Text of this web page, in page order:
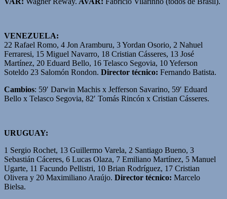
VENEZUELA:
22 Rafael Romo, 4 Jon Aramburu, 3 Yordan Osorio, 2 Nahuel
Ferraresi, 15 Miguel Navarro, 18 Cristian Cásseres, 13 José
Martínez, 20 Eduard Bello, 16 Telasco Segovia, 10 Yeferson
Soteldo 23 Salomón Rondon. Director técnico: Fernando Batista.
Cambios: 59′ Darwin Machis x Jefferson Savarino, 59′ Eduard
Bello x Telasco Segovia, 82′ Tomás Rincón x Cristian Cásseres.
URUGUAY:
1 Sergio Rochet, 13 Guillermo Varela, 2 Santiago Bueno, 3
Sebastián Cáceres, 6 Lucas Olaza, 7 Emiliano Martínez, 5 Manuel
Ugarte, 11 Facundo Pellistri, 10 Brian Rodríguez, 17 Cristian
Olivera y 20 Maximiliano Araújo. Director técnico: Marcelo
Bielsa.